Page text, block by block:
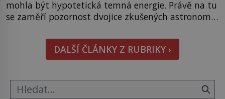
mohla být hypotetická temná energie. Právě na tu
se zaměří pozornost dvojice zkušených astronomů.
hmatatelnějšího. Naprosto rekordní kometu!
Astronomové Pedro Bernardinelli a Gary Bernstein
mravenčí prací zkoumají archivní snímky v rámci
DALŠÍ ČLÁNKY Z RUBRIKY ›